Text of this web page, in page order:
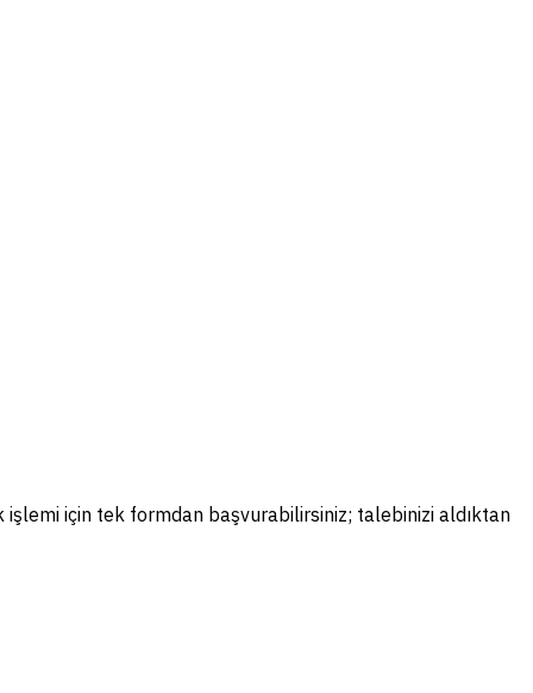
işlemi için tek formdan başvurabilirsiniz; talebinizi aldıktan